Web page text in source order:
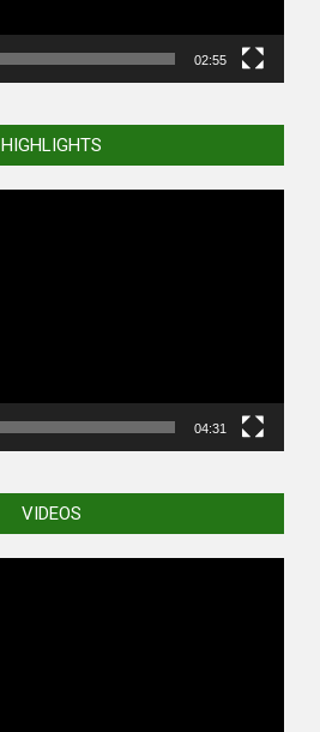
02:55
HIGHLIGHTS
04:31
VIDEOS